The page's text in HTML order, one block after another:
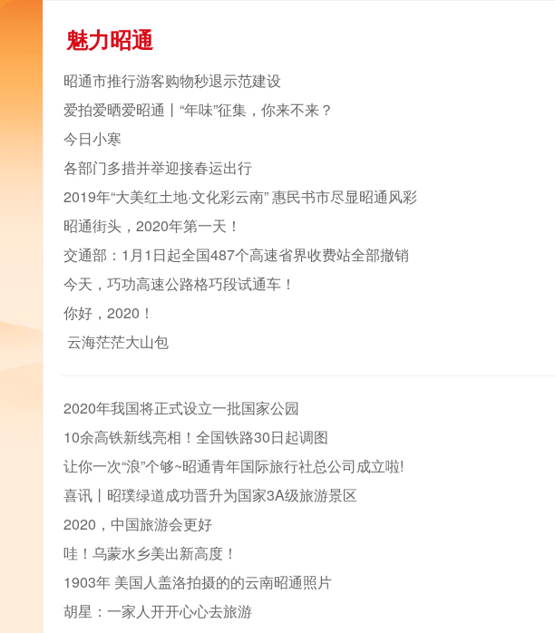
魅力昭通
昭通市推行游客购物秒退示范建设
爱拍爱晒爱昭通丨“年味”征集，你来不来？
今日小寒
各部门多措并举迎接春运出行
2019年“大美红土地·文化彩云南” 惠民书市尽显昭通风彩
昭通街头，2020年第一天！
交通部：1月1日起全国487个高速省界收费站全部撤销
今天，巧功高速公路格巧段试通车！
你好，2020！
云海茫茫大山包
2020年我国将正式设立一批国家公园
10余高铁新线亮相！全国铁路30日起调图
让你一次“浪”个够~昭通青年国际旅行社总公司成立啦!
喜讯丨昭璞绿道成功晋升为国家3A级旅游景区
2020，中国旅游会更好
哇！乌蒙水乡美出新高度！
1903年 美国人盖洛拍摄的的云南昭通照片
胡星：一家人开开心心去旅游